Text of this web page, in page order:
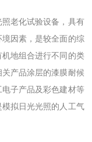
老化试验设备，具有
因素，是较全面的综
地组合进行不同的类
产品涂层的漆膜耐候
子产品及彩色建材等
拟日光光照的人工气